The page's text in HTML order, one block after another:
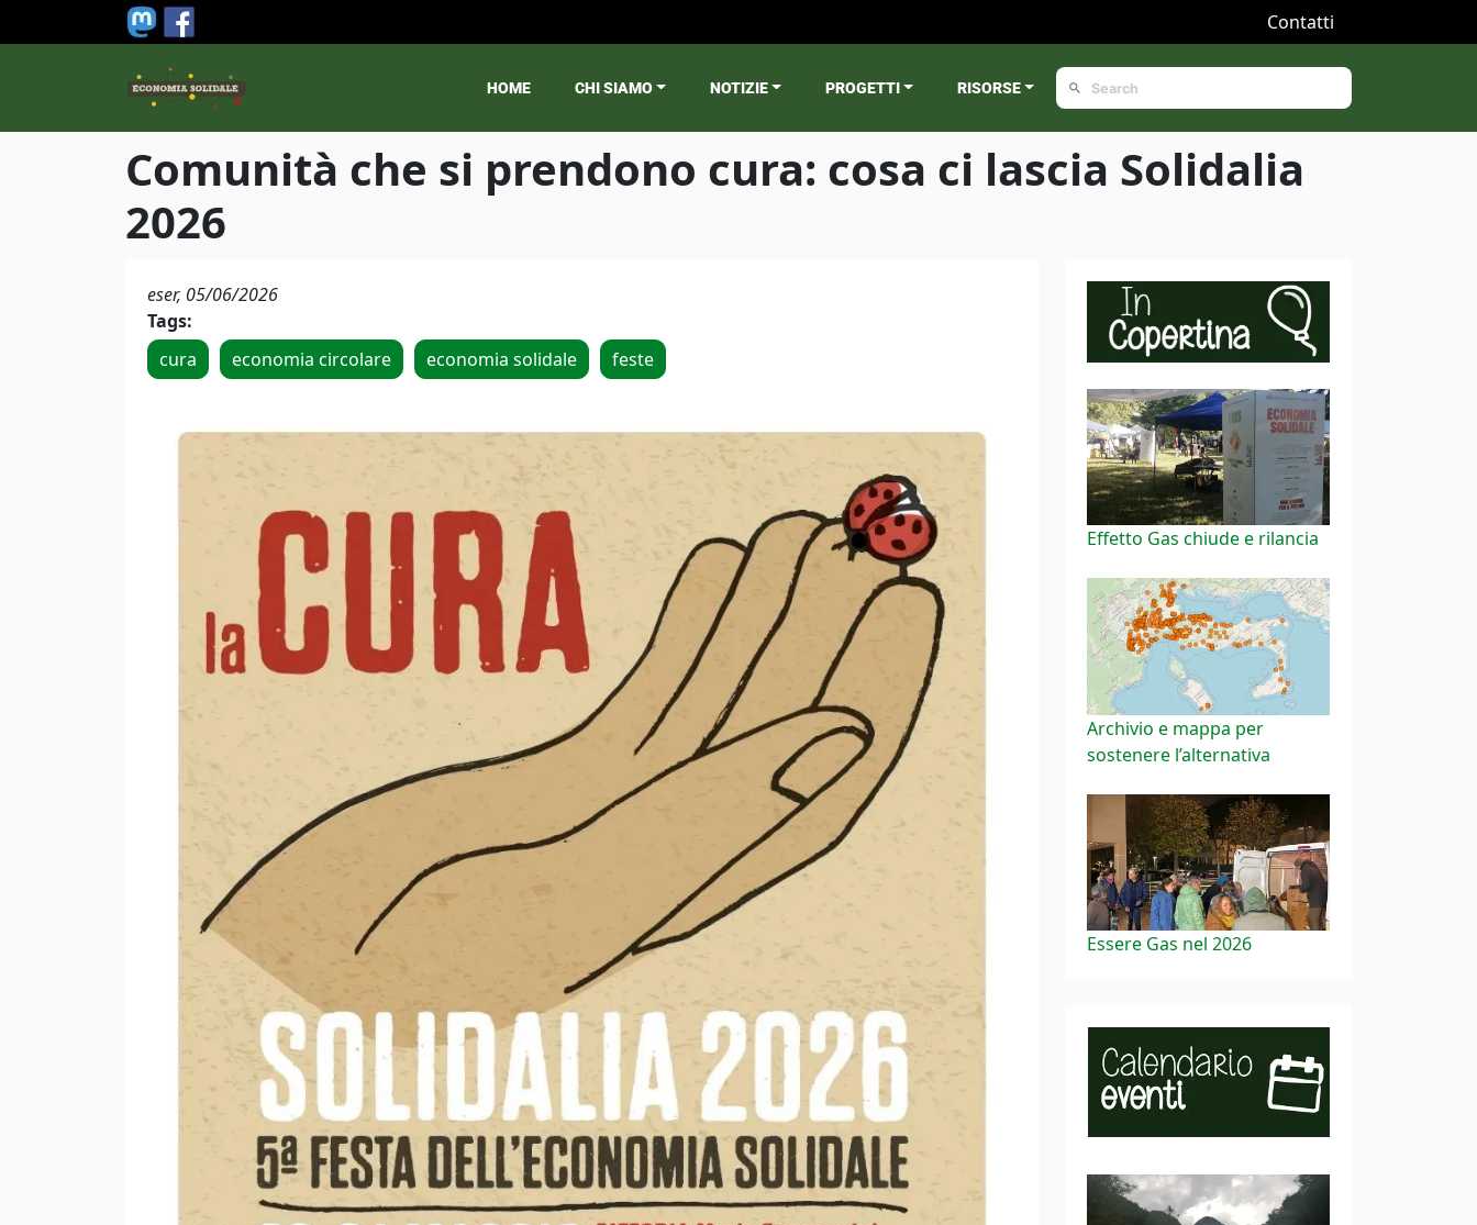
Salta al contenuto principale Contatti
Main menu
HOME CHI SIAMO NOTIZIE PROGETTI RISORSE
Comunità che si prendono cura: cosa ci lascia Solidalia
2026
eser, 05/06/2026
Tags:
cura
economia circolare economia solidale feste
Effetto Gas chiude e rilancia
Archivio e mappa per
sostenere l’alternativa
Essere Gas nel 2026